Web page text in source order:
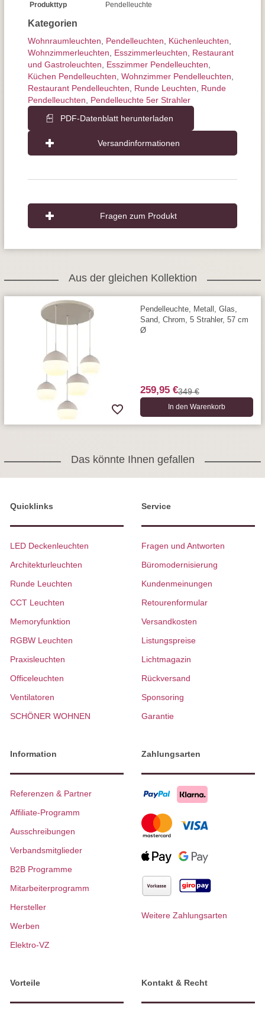
Kategorien
Wohnraum­leuchten Pendel­leuchten Küchenleuchten
Wohnzimmer­leuchten
Esszimmer­­leuchten
Restaurant
und Gastroleuchten
Esszimmer Pendelleuchten
Küchen Pendelleuchten Wohnzimmer Pendelleuchten
Restaurant Pendelleuchten
Runde Leuchten
Runde
Pendelleuchten
Pendelleuchte 5er Strahler
PDF-Datenblatt herunterladen
Versandinformationen
Produkttyp Pendelleuchte
Fragen zum Produkt
Aus der gleichen Kollektion
Pendelleuchte, Metall, Glas,
Sand, Chrom, 5 Strahler, 57 cm
Ø
259,95 €349 €
In den Warenkorb
Das könnte Ihnen gefallen
Quicklinks
LED Deckenleuchten
Architekturleuchten
Runde Leuchten
CCT Leuchten
Memoryfunktion
RGBW Leuchten
Praxisleuchten
Officeleuchten
Ventilatoren
SCHÖNER WOHNEN
Service
Fragen und Antworten
Büromodernisierung
Kundenmeinungen
Retourenformular
Versandkosten
Listungspreise
Lichtmagazin
Rückversand
Sponsoring
Garantie
Information
Referenzen & Partner
Affiliate-Programm
Ausschreibungen
Verbandsmitglieder
B2B Programme
Mitarbeiterprogramm
Hersteller
Werben
Elektro-VZ
Zahlungsarten
Weitere Zahlungsarten
Vorteile Kontakt & Recht